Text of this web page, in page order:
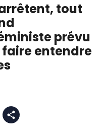
tout
prévu
faire entendre